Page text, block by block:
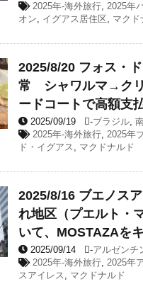
2025年-海外旅行, 2025年
オン, イグアス居住区, マクド
2025/8/20 フォス・
常 シャワルマ→ク
ードコートで高額支
2025/09/19 -ブラジル,
2025年-海外旅行, 2025年
ド・イグアス , マクドナルド
2025/8/16 ブエノス
れ地区（プエルト・
いて、MOSTAZAを
2025/09/14 -アルゼンチ
2025年-海外旅行, 2025年
スアイレス , マクドナルド